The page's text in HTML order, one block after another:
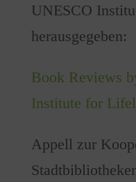
UNESCO
herausgegeben:
Book Reviews
Institute for
Appell zur